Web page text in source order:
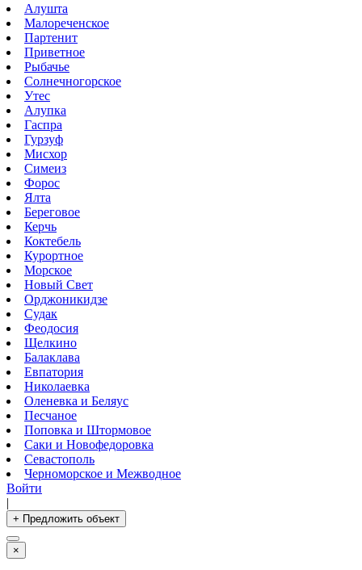
Алушта
Малореченское
Партенит
Приветное
Рыбачье
Солнечногорское
Утес
Алупка
Гаспра
Гурзуф
Мисхор
Симеиз
Форос
Ялта
Береговое
Керчь
Коктебель
Курортное
Морское
Новый Свет
Орджоникидзе
Судак
Феодосия
Щелкино
Балаклава
Евпатория
Николаевка
Оленевка и Беляус
Песчаное
Поповка и Штормовое
Саки и Новофедоровка
Севастополь
Черноморское и Межводное
Войти
|
+ Предложить объект
×